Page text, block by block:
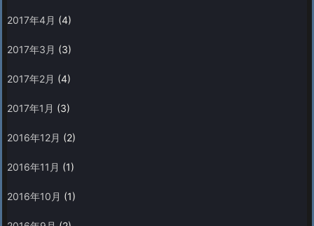
2017年4月 (4)
2017年3月 (3)
2017年2月 (4)
2017年1月 (3)
2016年12月 (2)
2016年11月 (1)
2016年10月 (1)